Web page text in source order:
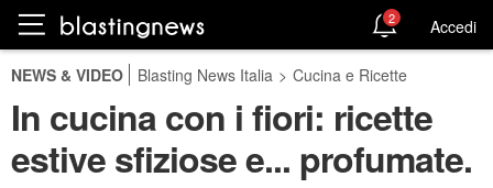
2 Accedi
NEWS & VIDEO Blasting News Italia > Cucina e Ricette
In cucina con i fiori: ricette
estive sfiziose e... profumate.